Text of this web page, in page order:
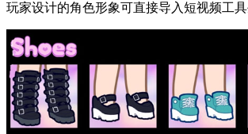
玩家设计的角色形象可直接导入短视频工具